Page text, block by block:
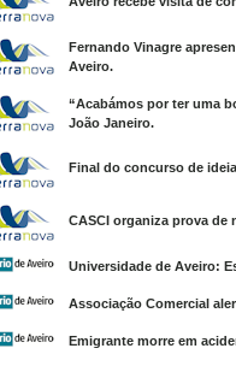
Fernando Vinagre
Aveiro.
“Acabámos por ter uma
João Janeiro.
Final do concurso de
CASCI organiza prova de
Universidade de Aveiro:
Associação Comercial
Emigrante morre em